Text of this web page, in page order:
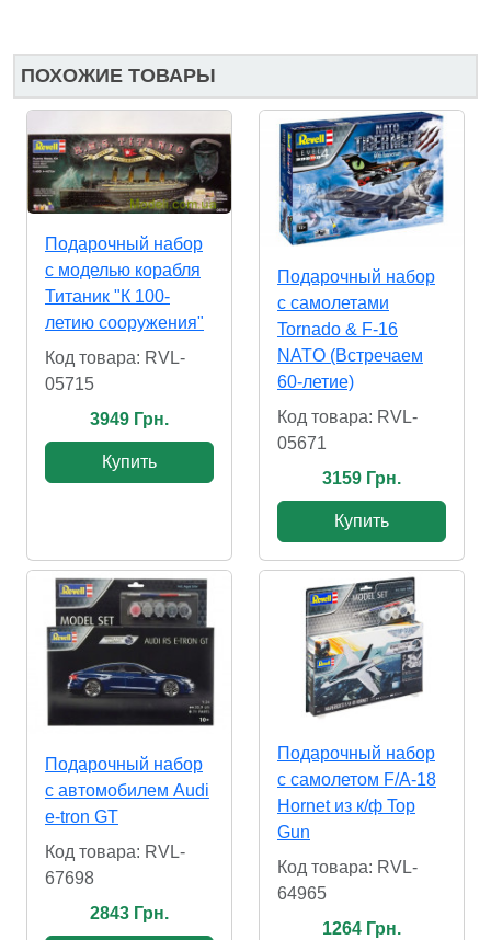
ПОХОЖИЕ ТОВАРЫ
Подарочный набор
с моделью корабля
Титаник "К 100-
летию сооружения"
Код товара: RVL-
05715
3949 Грн.
Купить
Подарочный набор
с самолетами
Tornado & F-16
NATO (Встречаем
60-летие)
Код товара: RVL-
05671
3159 Грн.
Купить
Подарочный набор
с автомобилем Audi
e-tron GT
Код товара: RVL-
67698
2843 Грн.
Подарочный набор
с самолетом F/A-18
Hornet из к/ф Top
Gun
Код товара: RVL-
64965
1264 Грн.